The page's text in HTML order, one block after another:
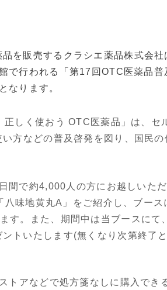
を販売するクラシエ薬品株式会
で行われる「第17回OTC医薬品
なります。
しく使おう OTC医薬品」は、セ
方などの普及啓発を図り、国民
間で約4,000人の方にお越しいた
味地黄丸A」をご紹介し、ブー
す。また、期間中は当ブースにて
トいたします(無くなり次第終了
トアなどで処方箋なしに購入でき